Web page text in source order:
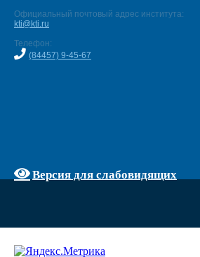
Официальный почтовый адрес института:
kti@kti.ru
Телефон:
(84457) 9-45-67
Версия для слабовидящих